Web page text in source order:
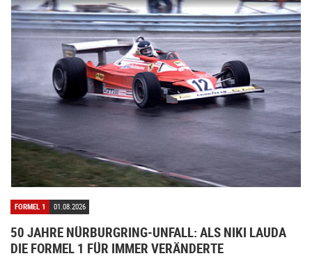
FORMEL 1 01.08.2026
50 JAHRE NÜRBURGRING-UNFALL: ALS NIKI LAUDA
DIE FORMEL 1 FÜR IMMER VERÄNDERTE